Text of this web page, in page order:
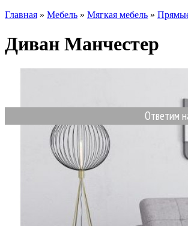
Ответим на
Главная » Мебель » Мягкая мебель »
Диван Манчестер